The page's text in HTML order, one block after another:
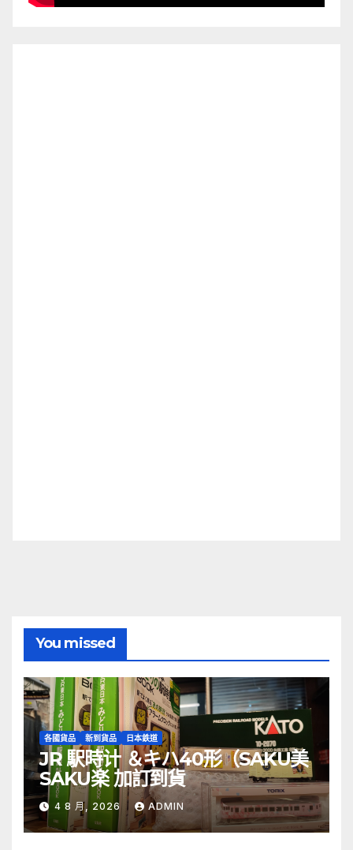
You missed
各國貨品 新到貨品 日本鉄道
JR 駅時计 ＆キハ40形（SAKU美
SAKU楽 加訂到貨
4 8 月, 2026 ADMIN